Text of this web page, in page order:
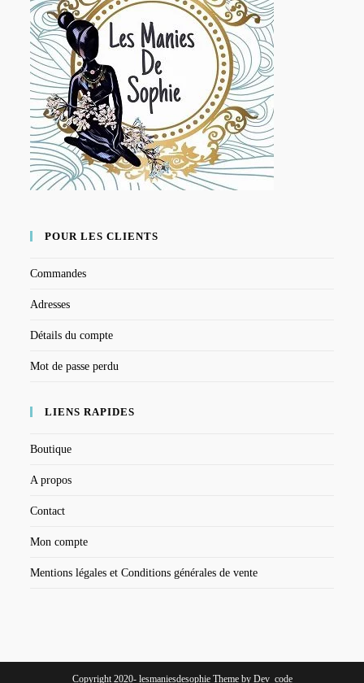
POUR LES CLIENTS
Commandes
Adresses
Détails du compte
Mot de passe perdu
LIENS RAPIDES
Boutique
A propos
Contact
Mon compte
Mentions légales et Conditions générales de vente
Copyright 2020- lesmaniesdesophie Theme by Dev_code